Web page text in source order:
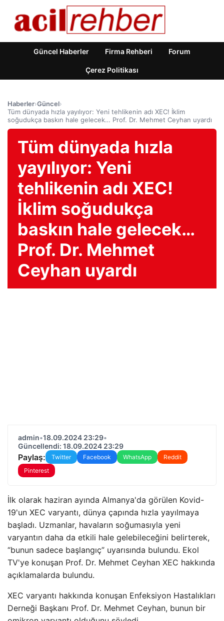
Güncel Haberler Firma Rehberi Forum
Çerez Politikası
Haberler›Güncel›
Tüm dünyada hızla yayılıyor: Yeni tehlikenin adı XEC! İklim
soğudukça baskın hale gelecek… Prof. Dr. Mehmet Ceyhan uyardı
Tüm dünyada hızla
yayılıyor: Yeni
tehlikenin adı XEC!
İklim soğudukça
baskın hale gelecek…
Prof. Dr. Mehmet
Ceyhan uyardı
admin•18.09.2024 23:29•
Güncellendi: 18.09.2024 23:29
Paylaş: Twitter Facebook WhatsApp
Reddit
Pinterest
İlk olarak haziran ayında Almanya'da görülen Kovid-
19'un XEC varyantı, dünya çapında hızla yayılmaya
başladı. Uzmanlar, havaların soğumasıyla yeni
varyantın daha da etkili hale gelebileceğini belirterek,
“bunun sadece başlangıç” uyarısında bulundu. Ekol
TV'ye konuşan Prof. Dr. Mehmet Ceyhan XEC hakkında
açıklamalarda bulundu.
XEC varyantı hakkında konuşan Enfeksiyon Hastalıkları
Derneği Başkanı Prof. Dr. Mehmet Ceyhan, bunun bir